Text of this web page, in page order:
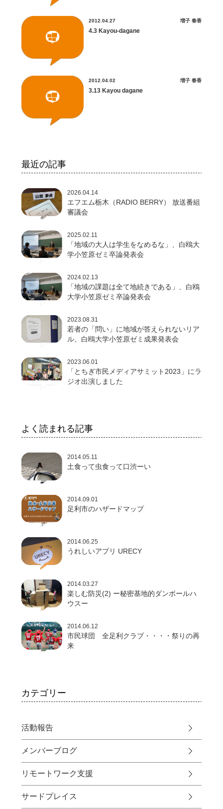
2012.04.27
4.3 Kayou-dagane
増子 春香
2012.04.02
3.13 Kayou dagane
増子 春香
最近の記事
2026.04.14
エフエム栃木（RADIO BERRY） 放送番組
審議会
2025.02.11
「地域の大人は学生をなめるな」、白鴎大
学小笠原ゼミ卒論発表会
2024.02.13
「地域の課題は全て地続きである」、白鴎
大学小笠原ゼミ卒論発表会
2023.08.31
若者の「問い」に地域が答えられないリア
ル、白鴎大学小笠原ゼミ成果発表会
2023.06.01
「とちぎ市民メディアサミット2023」にラ
ジオ出演しました
よく読まれる記事
2014.05.11
土食って虫食って口渋ーい
2014.09.01
足利市のハザードマップ
2014.06.25
うれしいアプリ URECY
2014.03.27
楽しむ防災(2) ー秘密基地的ダンボールハ
ウスー
2014.06.12
市民球団 全足利クラブ・・・・祭りの再
来
カテゴリー
活動報告
メンバーブログ
リモートワーク支援
サードプレイス